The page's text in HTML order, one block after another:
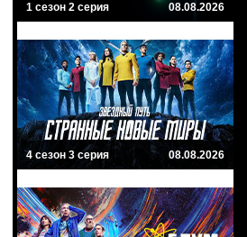
1 сезон 2 серия 08.08.2026
4 сезон 3 серия 08.08.2026